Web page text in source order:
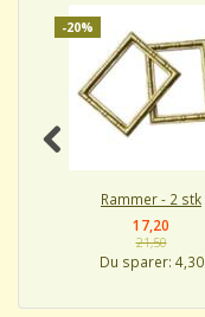
-20%
Rammer - 2 stk
17,20
21,50
Du sparer: 4,30